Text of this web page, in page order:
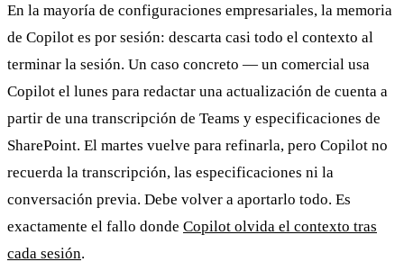
En la mayoría de configuraciones empresariales, la memoria
de Copilot es por sesión: descarta casi todo el contexto al
terminar la sesión. Un caso concreto — un comercial usa
Copilot el lunes para redactar una actualización de cuenta a
partir de una transcripción de Teams y especificaciones de
SharePoint. El martes vuelve para refinarla, pero Copilot no
recuerda la transcripción, las especificaciones ni la
conversación previa. Debe volver a aportarlo todo. Es
exactamente el fallo donde Copilot olvida el contexto tras
cada sesión.